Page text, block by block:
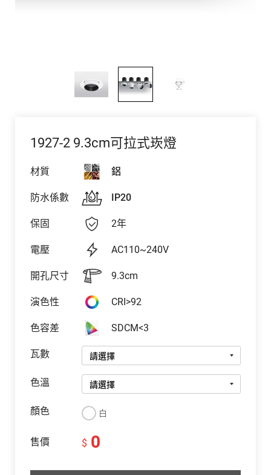
1927-2 9.3cm可拉式崁燈
材質 鋁
防水係數 IP20
保固 2年
電壓 AC110~240V
開孔尺寸 9.3cm
演色性 CRI>92
色容差 SDCM<3
瓦數
色溫
顏色 白
售價 $ 0